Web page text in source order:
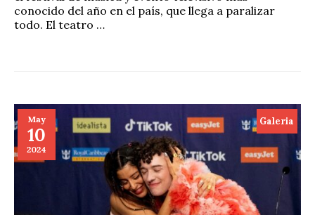
conocido del año en el país, que llega a paralizar
todo. El teatro …
May
10
2024
Galeria